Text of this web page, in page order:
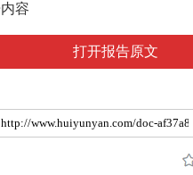
容
打开报告原文